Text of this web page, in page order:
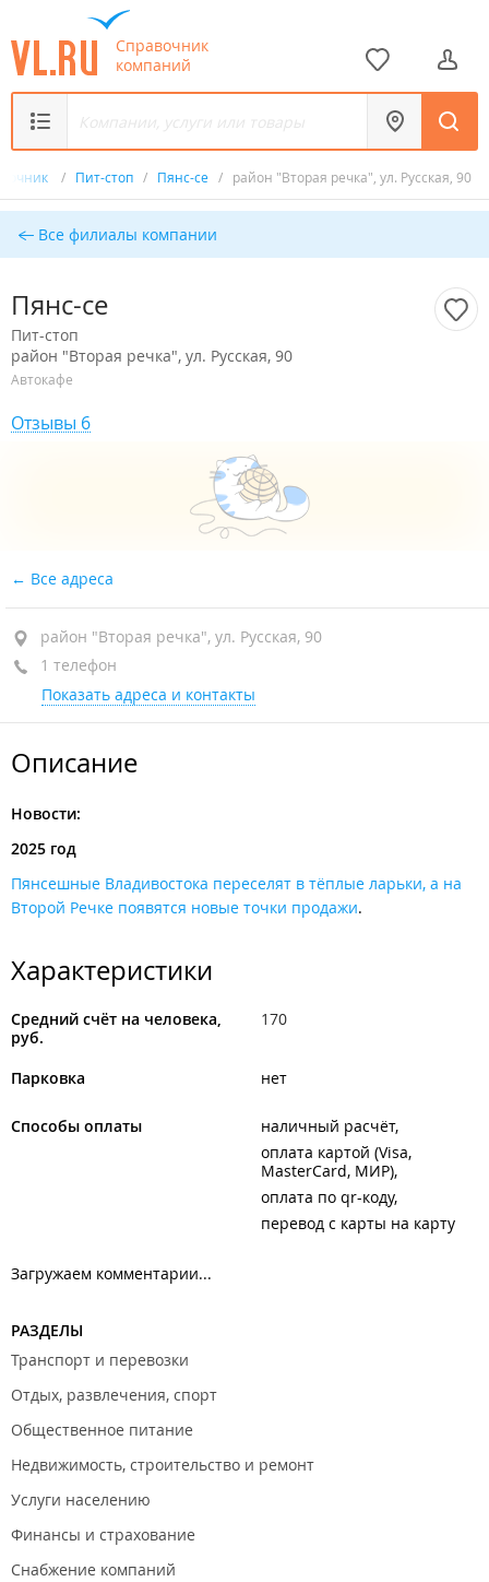
Справочник
компаний
/ Пит-стоп / Пянс-се / район "Вторая речка", ул. Русская, 90
Все филиалы компании
Пянс-се
Пит-стоп
район "Вторая речка", ул. Русская, 90
Автокафе
Отзывы 6
Все адреса
район "Вторая речка", ул. Русская, 90
1 телефон
Показать адреса и контакты
Описание
Новости:
2025 год
Пянсешные Владивостока переселят в тёплые ларьки, а на
Второй Речке появятся новые точки продажи.
Характеристики
Средний счёт на человека,
руб.
170
Парковка нет
Способы оплаты
наличный расчёт
оплата картой (Visa,
MasterCard, МИР)
оплата по qr-коду
перевод с карты на карту
Загружаем комментарии...
РАЗДЕЛЫ
Транспорт и перевозки
Отдых, развлечения, спорт
Общественное питание
Недвижимость, строительство и ремонт
Услуги населению
Финансы и страхование
Снабжение компаний